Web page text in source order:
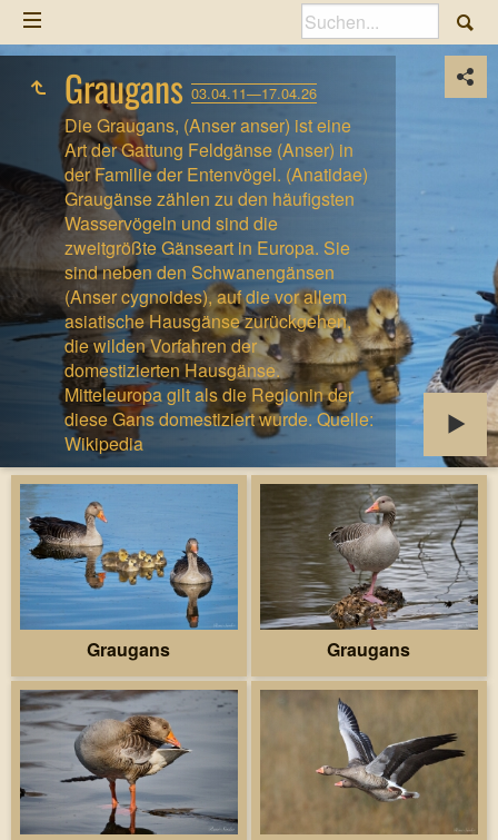
Graugans 03.04.11—17.04.26
Die Graugans, (Anser anser) ist eine
Art der Gattung Feldgänse (Anser) in
der Familie der Entenvögel. (Anatidae)
Graugänse zählen zu den häufigsten
Wasservögeln und sind die
zweitgrößte Gänseart in Europa. Sie
sind neben den Schwanengänsen
(Anser cygnoides), auf die vor allem
asiatische Hausgänse zurückgehen,
die wilden Vorfahren der
domestizierten Hausgänse.
Mitteleuropa gilt als die Regionin der
diese Gans domestiziert wurde. Quelle:
Wikipedia
Graugans Graugans